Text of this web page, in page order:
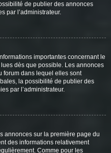
de publier des annonces
par l’administrateur.
importantes concernant le
dès que possible. Les annonces
forum dans lequel elles sont
la possibilité de publier des
par l’administrateur.
annonces sur la première page du
des informations relativement
Comme pour les